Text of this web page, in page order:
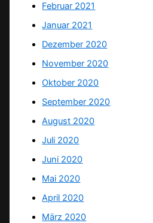
Februar 2021
Januar 2021
Dezember 2020
November 2020
Oktober 2020
September 2020
August 2020
Juli 2020
Juni 2020
Mai 2020
April 2020
März 2020